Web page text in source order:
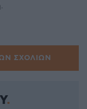
ΣΧΟΛΙΩΝ